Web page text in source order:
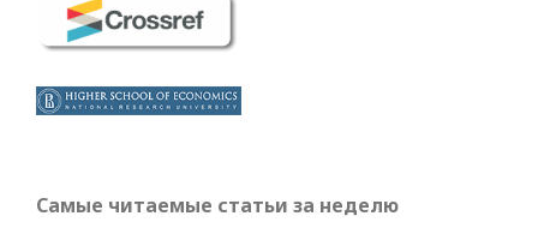
Самые читаемые статьи за неделю